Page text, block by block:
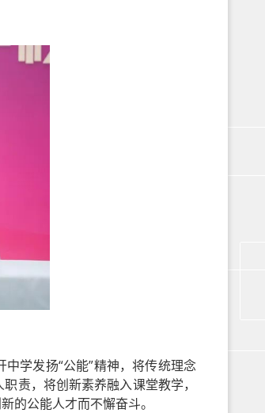
学发扬“公能”精神，将传统理念
责，将创新素养融入课堂教学，
的公能人才而不懈奋斗。